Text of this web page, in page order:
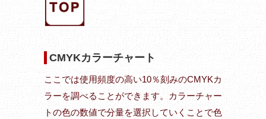
CMYKカラーチャート
ここでは使用頻度の高い10％刻みのCMYKカ
ラーを調べることができます。カラーチャー
トの色の数値で分量を選択していくことで色